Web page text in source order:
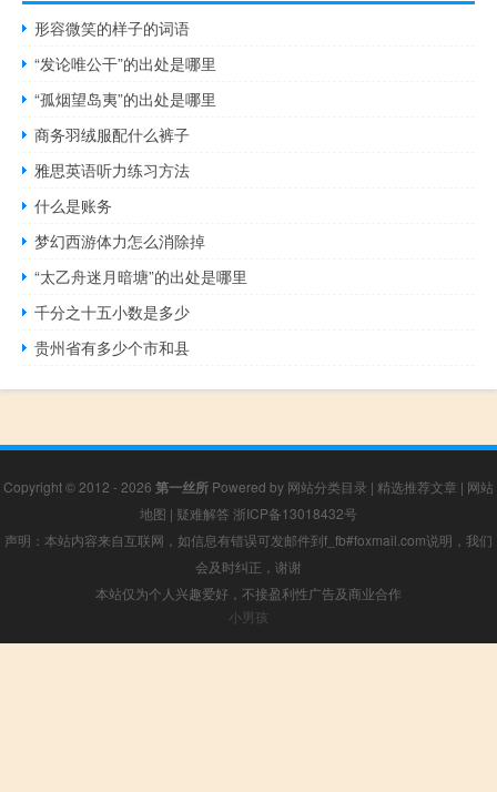
形容微笑的样子的词语
“发论唯公干”的出处是哪里
“孤烟望岛夷”的出处是哪里
商务羽绒服配什么裤子
雅思英语听力练习方法
什么是账务
梦幻西游体力怎么消除掉
“太乙舟迷月暗塘”的出处是哪里
千分之十五小数是多少
贵州省有多少个市和县
Copyright © 2012 - 2026 第一丝所 Powered by 网站分类目录 | 精选推荐文章 | 网站
地图 | 疑难解答 浙ICP备13018432号
声明：本站内容来自互联网，如信息有错误可发邮件到f_fb#foxmail.com说明，我们
会及时纠正，谢谢
本站仅为个人兴趣爱好，不接盈利性广告及商业合作
小男孩